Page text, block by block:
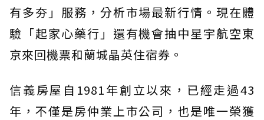
有多夯」服務，分析市場最新行情。現在體
驗「起家心藥行」還有機會抽中星宇航空東
京來回機票和蘭城晶英住宿券。
信義房屋自1981年創立以來，已經走過43
年，不僅是房仲業上市公司，也是唯一榮獲